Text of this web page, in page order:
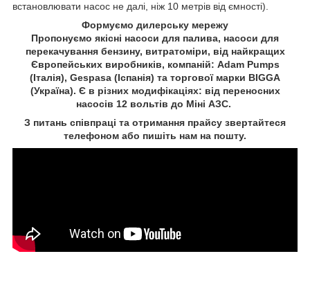
встановлювати насос не далі, ніж 10 метрів від ємності).
Формуємо дилерську мережу
Пропонуємо якісні насоси для палива, насоси для
перекачування бензину, витратоміри, від найкращих
Європейських виробників, компаній: Adam Pumps
(Італія), Gespasa (Іспанія) та торгової марки BIGGA
(Україна). Є в різних модифікаціях: від переносних
насосів 12 вольтів до Міні АЗС.
З питань співпраці та отримання прайсу звертайтеся
телефоном або пишіть нам на пошту.